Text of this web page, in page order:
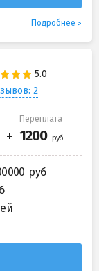
Подробнее
2
Переплата